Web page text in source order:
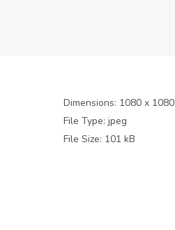
Dimensions: 1080 x 1080
File Type: jpeg
File Size: 101 kB